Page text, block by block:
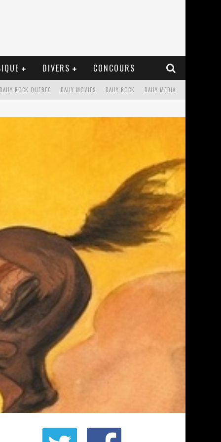
DIVERS CONCOURS
DAILY MEDIA
DAILY ROCK
DAILY MOVIES
DAILY ROCK QUEBEC